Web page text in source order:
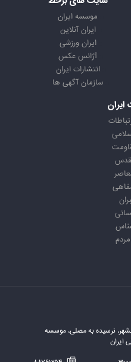
موسسه ایران
ایران آنلاین
ایران ورزشی
آژانس عکس
انتشارات ایران
سازمان آگهی ها
ایران
نرسیده به مصلی، موسسه
ایران